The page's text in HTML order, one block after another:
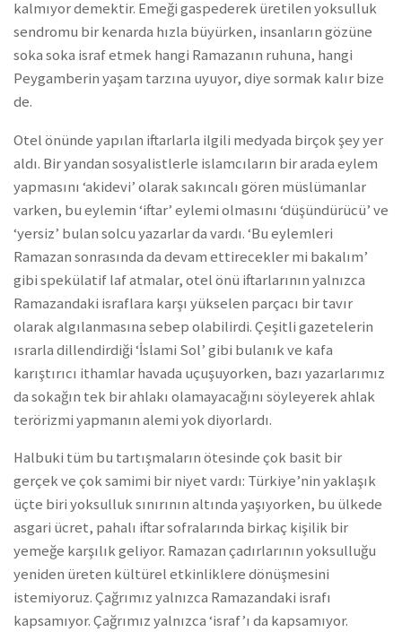
kalmıyor demektir. Emeği gaspederek üretilen yoksulluk
sendromu bir kenarda hızla büyürken, insanların gözüne
soka soka israf etmek hangi Ramazanın ruhuna, hangi
Peygamberin yaşam tarzına uyuyor, diye sormak kalır bize
de.
Otel önünde yapılan iftarlarla ilgili medyada birçok şey yer
aldı. Bir yandan sosyalistlerle islamcıların bir arada eylem
yapmasını ‘akidevi’ olarak sakıncalı gören müslümanlar
varken, bu eylemin ‘iftar’ eylemi olmasını ‘düşündürücü’ ve
‘yersiz’ bulan solcu yazarlar da vardı. ‘Bu eylemleri
Ramazan sonrasında da devam ettirecekler mi bakalım’
gibi spekülatif laf atmalar, otel önü iftarlarının yalnızca
Ramazandaki israflara karşı yükselen parçacı bir tavır
olarak algılanmasına sebep olabilirdi. Çeşitli gazetelerin
ısrarla dillendirdiği ‘İslami Sol’ gibi bulanık ve kafa
karıştırıcı ithamlar havada uçuşuyorken, bazı yazarlarımız
da sokağın tek bir ahlakı olamayacağını söyleyerek ahlak
terörizmi yapmanın alemi yok diyorlardı.
Halbuki tüm bu tartışmaların ötesinde çok basit bir
gerçek ve çok samimi bir niyet vardı: Türkiye’nin yaklaşık
üçte biri yoksulluk sınırının altında yaşıyorken, bu ülkede
asgari ücret, pahalı iftar sofralarında birkaç kişilik bir
yemeğe karşılık geliyor. Ramazan çadırlarının yoksulluğu
yeniden üreten kültürel etkinliklere dönüşmesini
istemiyoruz. Çağrımız yalnızca Ramazandaki israfı
kapsamıyor. Çağrımız yalnızca ‘israf’ı da kapsamıyor.